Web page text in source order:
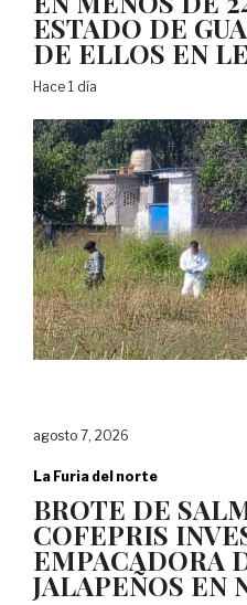
ESTADO DE
DE ELLOS EN
Hace 1 día
agosto 7, 2026
La Furia del norte
BROTE DE
COFEPRIS
EMPACADORA
JALAPEÑOS EN